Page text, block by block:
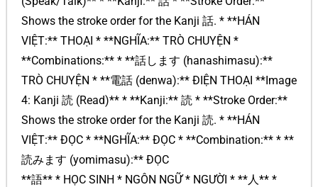
Shows the stroke order for the Kanji 話. * **HÁN
VIỆT:** THOẠI * **NGHĨA:** TRÒ CHUYỆN *
**Combinations:** * **話します (hanashimasu):**
TRÒ CHUYỆN * **電話 (denwa):** ĐIỆN THOẠI **Image
4: Kanji 読 (Read)** * **Kanji:** 読 * **Stroke Order:**
Shows the stroke order for the Kanji 読. * **HÁN
VIỆT:** ĐỌC * **NGHĨA:** ĐỌC * **Combination:** * **
読みます (yomimasu):** ĐỌC
**語** * HỌC SINH * NGÔN NGỮ * NGƯỜI * **人** *